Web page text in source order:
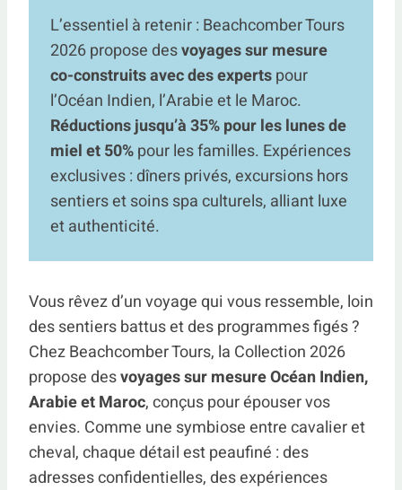
L’essentiel à retenir : Beachcomber Tours
2026 propose desvoyages sur mesure
co-construits avec des expertspour
l’Océan Indien, l’Arabie et le Maroc.
Réductions jusqu’à 35% pour les lunes de
miel et 50%pour les familles. Expériences
exclusives : dîners privés, excursions hors
sentiers et soins spa culturels, alliant luxe
et authenticité.
Vous rêvez d’un voyage qui vous ressemble, loin
des sentiers battus et des programmes figés ?
Chez Beachcomber Tours, la Collection 2026
propose desvoyages sur mesure Océan Indien,
Arabie et Maroc, conçus pour épouser vos
envies. Comme une symbiose entre cavalier et
cheval, chaque détail est peaufiné : des
adresses confidentielles, des expériences